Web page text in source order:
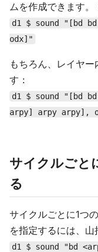
ムを作成できます。
d1 $ sound "[bd
odx]"
もちろん、レイヤ
す：
d1 $ sound "[bd
arpy] arpy arpy],
サイクルごと
る
サイクルごとに1つ
を指定するには、山
d1 $ sound "bd